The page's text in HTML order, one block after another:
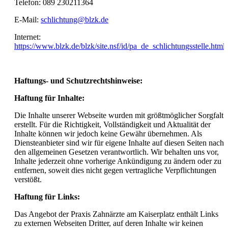
Telefon: 089 230211364
E-Mail: schlichtung@blzk.de
Internet:
https://www.blzk.de/blzk/site.nsf/id/pa_de_schlichtungsstelle.html
Haftungs- und Schutzrechtshinweise:
Haftung für Inhalte:
Die Inhalte unserer Webseite wurden mit größtmöglicher Sorgfalt
erstellt. Für die Richtigkeit, Vollständigkeit und Aktualität der
Inhalte können wir jedoch keine Gewähr übernehmen. Als
Diensteanbieter sind wir für eigene Inhalte auf diesen Seiten nach
den allgemeinen Gesetzen verantwortlich. Wir behalten uns vor,
Inhalte jederzeit ohne vorherige Ankündigung zu ändern oder zu
entfernen, soweit dies nicht gegen vertragliche Verpflichtungen
verstößt.
Haftung für Links:
Das Angebot der Praxis Zahnärzte am Kaiserplatz enthält Links
zu externen Webseiten Dritter, auf deren Inhalte wir keinen